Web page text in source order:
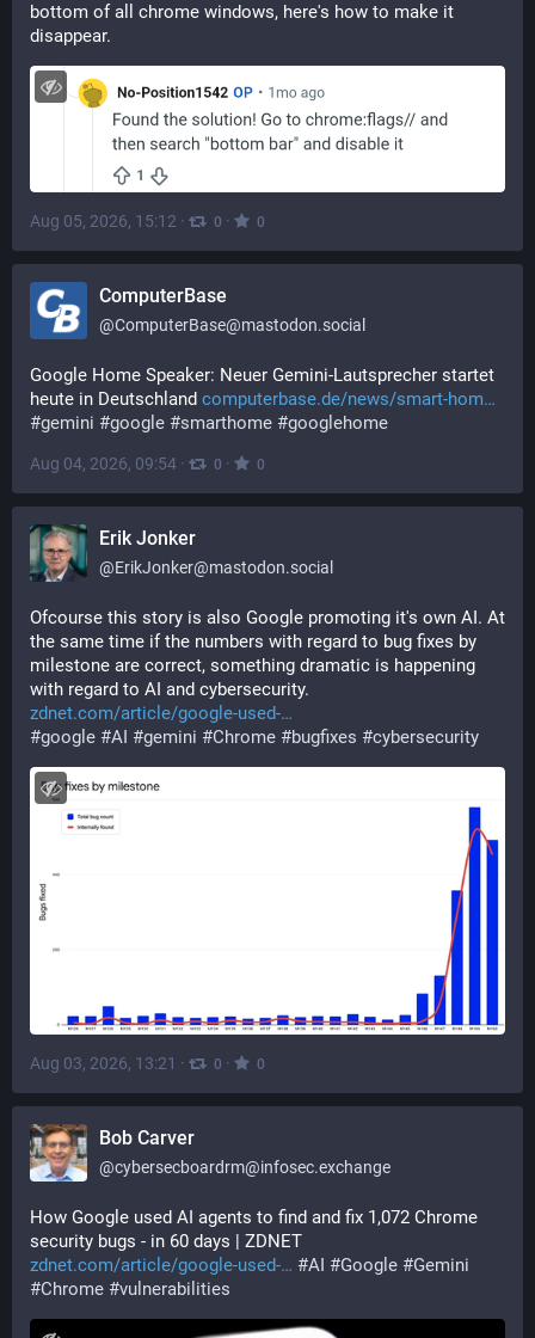
bottom of all chrome windows, here's how to make it
disappear.
Aug 05, 2026, 15:12 · 0 · 0
ComputerBase
@ComputerBase@mastodon.social
Google Home Speaker: Neuer Gemini-Laut­spre­cher startet
heu­te in Deutschland computerbase.de/news/smart-hom
#gemini #google #smarthome #googlehome
Aug 04, 2026, 09:54 · 0 · 0
Erik Jonker
@ErikJonker@mastodon.social
Ofcourse this story is also Google promoting it's own AI. At
the same time if the numbers with regard to bug fixes by
milestone are correct, something dramatic is happening
with regard to AI and cybersecurity.
zdnet.com/article/google-used-
#google #AI #gemini #Chrome #bugfixes #cybersecurity
Aug 03, 2026, 13:21 · 0 · 0
Bob Carver
@cybersecboardrm@infosec.exchange
How Google used AI agents to find and fix 1,072 Chrome
security bugs - in 60 days | ZDNET
zdnet.com/article/google-used-
#AI #Google #Gemini
#Chrome #vulnerabilities